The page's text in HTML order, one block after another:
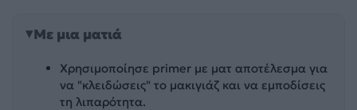
Με μια ματιά
Χρησιμοποίησε primer με ματ αποτέλεσμα για
να "κλειδώσεις" το μακιγιάζ και να εμποδίσεις
τη λιπαρότητα.